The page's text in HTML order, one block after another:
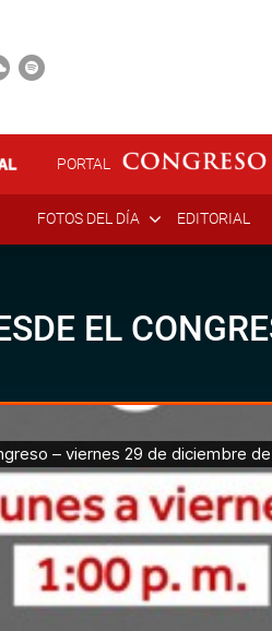
PORTAL
FOTOS DEL DÍA EDITORIAL
EL